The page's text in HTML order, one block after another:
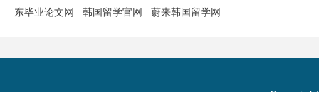
东毕业论文网
韩国留学官网 蔚来韩国留学网